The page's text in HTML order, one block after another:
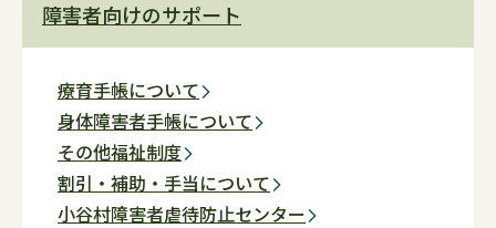
障害者向けのサポート
療育手帳について
身体障害者手帳について
その他福祉制度
割引・補助・手当について
小谷村障害者虐待防止センター